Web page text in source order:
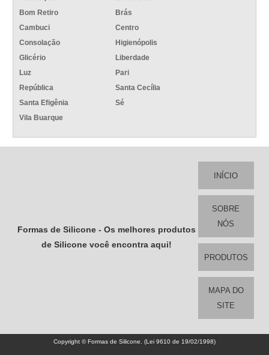
Bom Retiro
Brás
Cambuci
Centro
Consolação
Higienópolis
Glicério
Liberdade
Luz
Pari
República
Santa Cecília
Santa Efigênia
Sé
Vila Buarque
Formas de Silicone - Os melhores produtos
de Silicone você encontra aqui!
INÍCIO
SOBRE
NÓS
PRODUTOS
MAPA DO
SITE
Copyright © Formas de Silicone. (Lei 9610 de 19/02/1998)